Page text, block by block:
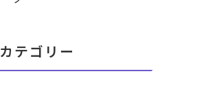
カテゴリー